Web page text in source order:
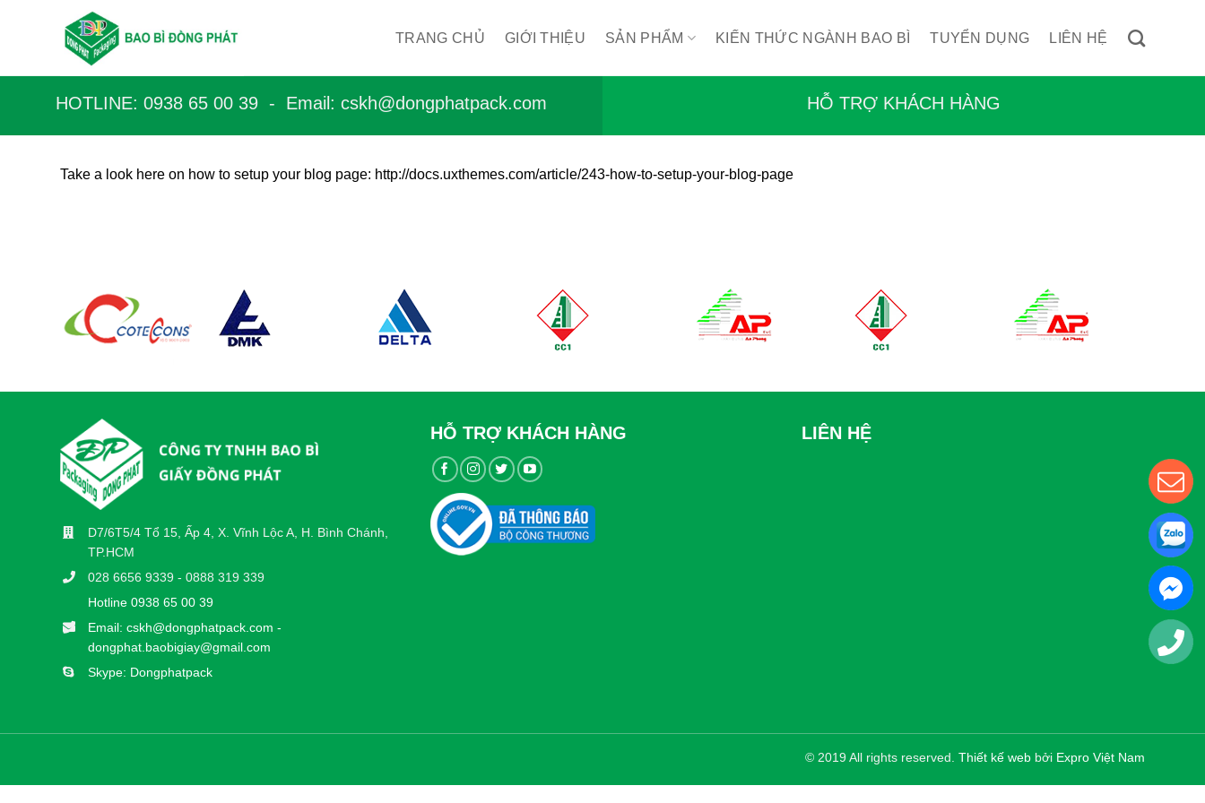
dung
TRANG CHỦ GIỚI THIỆU SẢN PHẨM KIẾN THỨC NGÀNH BAO BÌ TUYỂN DỤNG LIÊN HỆ
HOTLINE: 0938 65 00 39 - Email: cskh@dongphatpack.com HỖ TRỢ KHÁCH HÀNG
Take a look here on how to setup your blog page: http://docs.uxthemes.com/article/243-how-to-setup-your-blog-page
D7/6T5/4 Tổ 15, Ấp 4, X. Vĩnh Lộc A, H. Bình Chánh,
TP.HCM
028 6656 9339 - 0888 319 339
Hotline 0938 65 00 39
Email: cskh@dongphatpack.com -
dongphat.baobigiay@gmail.com
Skype: Dongphatpack
HỖ TRỢ KHÁCH HÀNG LIÊN HỆ
© 2019 All rights reserved. Thiết kế web bởi Expro Việt Nam